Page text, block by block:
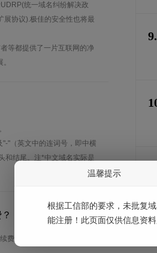
统一域名纠纷解决政
协议).极佳的安全性也将最
等都提供了一片互联网的净
"（英文中的连词号，即中横
和结尾。注*中文域名实际是
费生效。
9.
温馨提示
根据工信部的要求，未批复
能注册！此页面仅供信息资料